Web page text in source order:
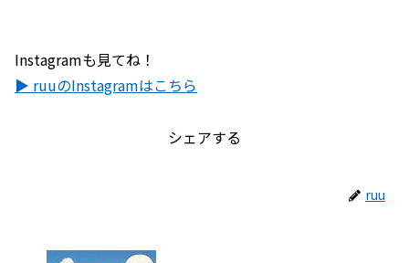
Instagramも見てね！
▶ ruuのInstagramはこちら
シェアする
ruu